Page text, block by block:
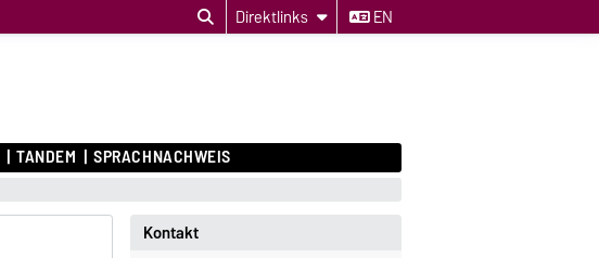
Direktlinks EN
TANDEM SPRACHNACHWEIS
Kontakt